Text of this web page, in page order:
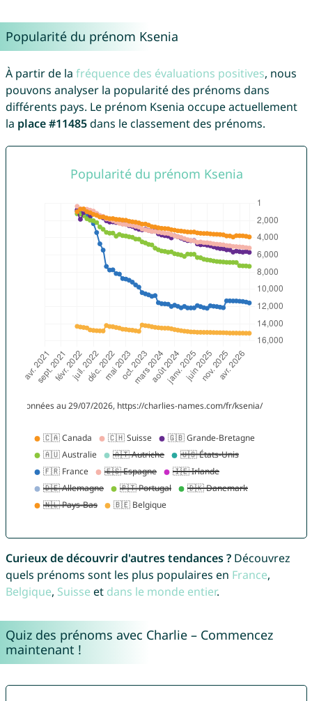
Popularité du prénom Ksenia
À partir de la fréquence des évaluations positives, nous
pouvons analyser la popularité des prénoms dans
différents pays. Le prénom Ksenia occupe actuellement
la place #11485dans le classement des prénoms.
Curieux de découvrir d'autres tendances ?Découvrez
quels prénoms sont les plus populaires en France,
Belgique, Suisse et dans le monde entier.
Quiz des prénoms avec Charlie – Commencez
maintenant !